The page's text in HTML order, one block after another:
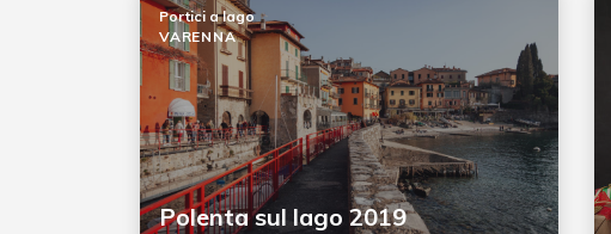
Polenta sul lago 2019
Portici a lago
VARENNA